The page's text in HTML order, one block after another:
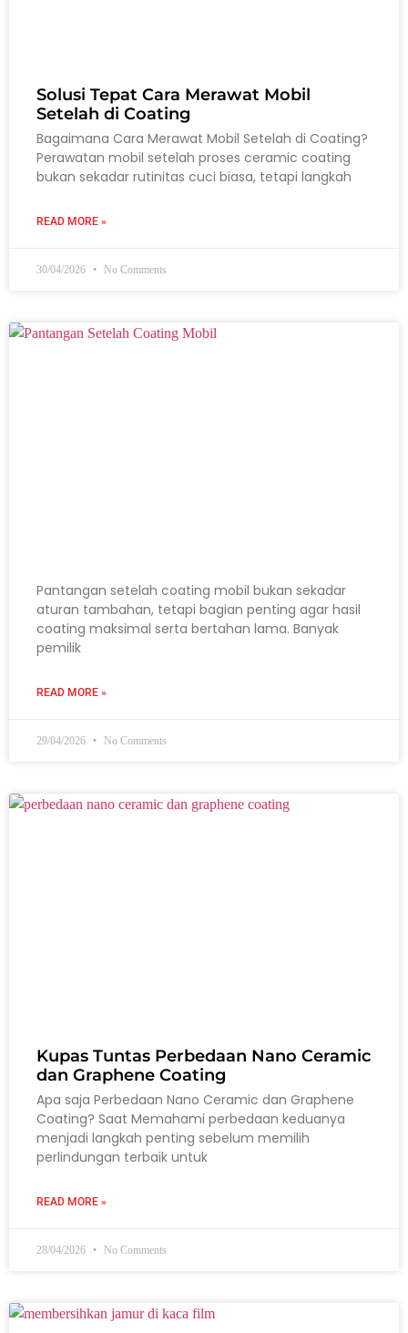
Solusi Tepat Cara Merawat Mobil
Setelah di Coating
Bagaimana Cara Merawat Mobil Setelah di Coating?
Perawatan mobil setelah proses ceramic coating
bukan sekadar rutinitas cuci biasa, tetapi langkah
READ MORE »
30/04/2026 No Comments
Pantangan setelah coating mobil bukan sekadar
aturan tambahan, tetapi bagian penting agar hasil
coating maksimal serta bertahan lama. Banyak
pemilik
READ MORE »
29/04/2026 No Comments
Kupas Tuntas Perbedaan Nano Ceramic
dan Graphene Coating
Apa saja Perbedaan Nano Ceramic dan Graphene
Coating? Saat Memahami perbedaan keduanya
menjadi langkah penting sebelum memilih
perlindungan terbaik untuk
READ MORE »
28/04/2026 No Comments